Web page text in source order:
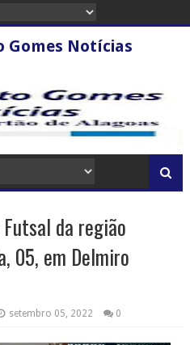
Gomes Notícias
da região
05, em Delmiro
setembro 05, 2022 0